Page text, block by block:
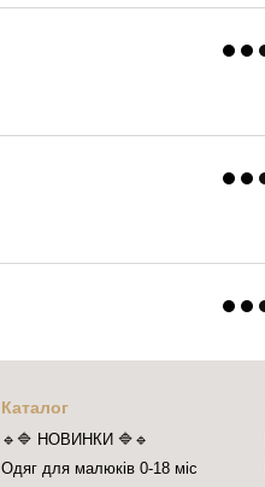
Каталог
🔹🔷 НОВИНКИ 🔷🔹
Одяг для малюків 0-18 міс